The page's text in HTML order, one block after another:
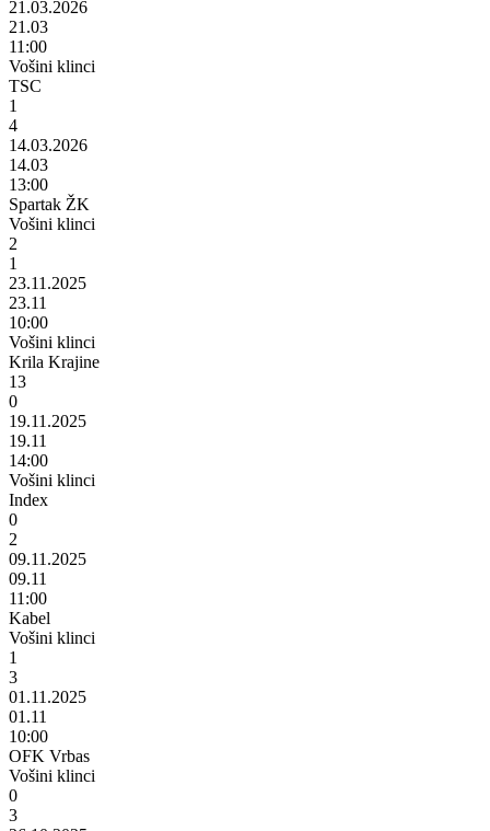
21.03.2026
21.03
11:00
Vošini klinci
TSC
1
4
14.03.2026
14.03
13:00
Spartak ŽK
Vošini klinci
2
1
23.11.2025
23.11
10:00
Vošini klinci
Krila Krajine
13
0
19.11.2025
19.11
14:00
Vošini klinci
Index
0
2
09.11.2025
09.11
11:00
Kabel
Vošini klinci
1
3
01.11.2025
01.11
10:00
OFK Vrbas
Vošini klinci
0
3